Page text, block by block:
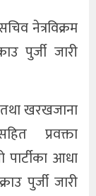
नेत्रविक्रम
पुर्जी जारी
खरखजाना
प्रवक्ता
पार्टीका आधा
पुर्जी जारी